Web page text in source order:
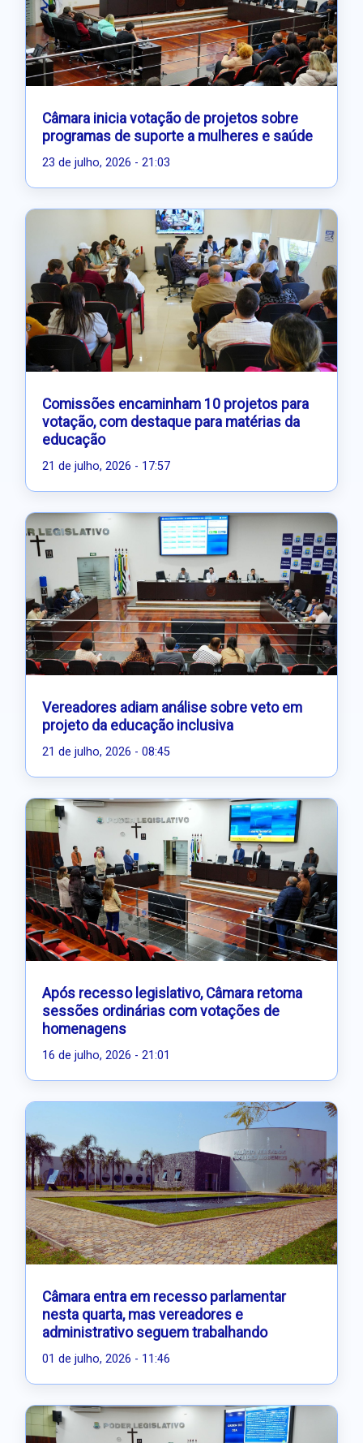
Câmara inicia votação de projetos sobre
programas de suporte a mulheres e saúde
23 de julho, 2026 - 21:03
Comissões encaminham 10 projetos para
votação, com destaque para matérias da
educação
21 de julho, 2026 - 17:57
Vereadores adiam análise sobre veto em
projeto da educação inclusiva
21 de julho, 2026 - 08:45
Após recesso legislativo, Câmara retoma
sessões ordinárias com votações de
homenagens
16 de julho, 2026 - 21:01
Câmara entra em recesso parlamentar
nesta quarta, mas vereadores e
administrativo seguem trabalhando
01 de julho, 2026 - 11:46